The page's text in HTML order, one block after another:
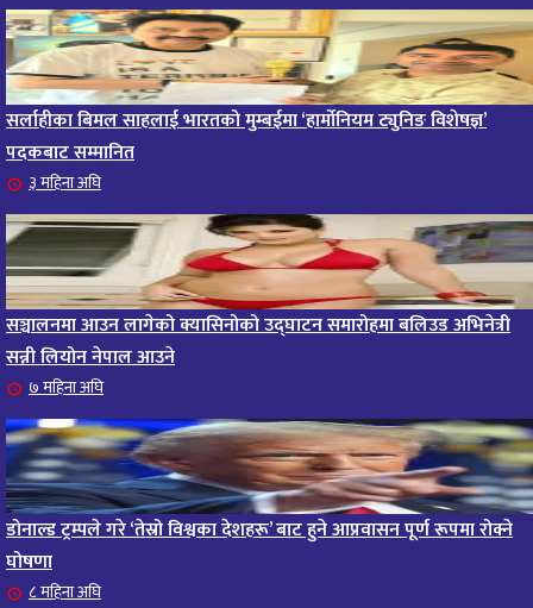
सर्लाहीका बिमल साहलाई भारतको मुम्बईमा ‘हार्मोनियम ट्युनिङ विशेषज्ञ’
पदकबाट सम्मानित
३ महिना अघि
सञ्चालनमा आउन लागेको क्यासिनोको उद्घाटन समारोहमा बलिउड अभिनेत्री
सन्नी लियोन नेपाल आउने
७ महिना अघि
डोनाल्ड ट्रम्पले गरे ‘तेस्रो विश्वका देशहरू’ बाट हुने आप्रवासन पूर्ण रूपमा रोक्ने
घोषणा
८ महिना अघि